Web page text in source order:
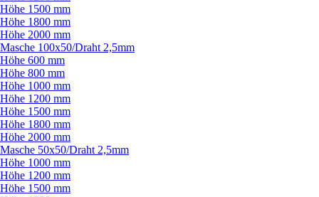
Höhe 1500 mm
Höhe 1800 mm
Höhe 2000 mm
Masche 100x50/Draht 2,5mm
Höhe 600 mm
Höhe 800 mm
Höhe 1000 mm
Höhe 1200 mm
Höhe 1500 mm
Höhe 1800 mm
Höhe 2000 mm
Masche 50x50/Draht 2,5mm
Höhe 1000 mm
Höhe 1200 mm
Höhe 1500 mm